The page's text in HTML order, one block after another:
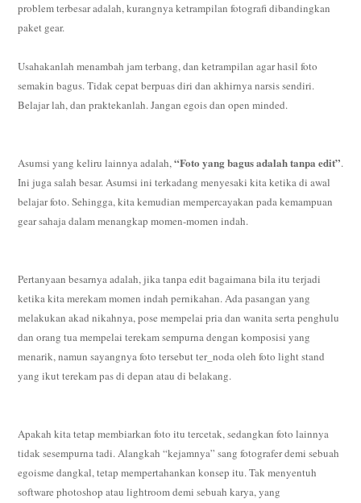
problem terbesar adalah, kurangnya ketrampilan fotografi dibandingkan
paket gear.
Usahakanlah menambah jam terbang, dan ketrampilan agar hasil foto
semakin bagus. Tidak cepat berpuas diri dan akhirnya narsis sendiri.
Belajar lah, dan praktekanlah. Jangan egois dan open minded.
Asumsi yang keliru lainnya adalah,“Foto yang bagus adalah tanpa edit”.
Ini juga salah besar. Asumsi ini terkadang menyesaki kita ketika di awal
belajar foto. Sehingga, kita kemudian mempercayakan pada kemampuan
gear sahaja dalam menangkap momen-momen indah.
Pertanyaan besarnya adalah, jika tanpa edit bagaimana bila itu terjadi
ketika kita merekam momen indah pernikahan. Ada pasangan yang
melakukan akad nikahnya, pose mempelai pria dan wanita serta penghulu
dan orang tua mempelai terekam sempurna dengan komposisi yang
menarik, namun sayangnya foto tersebut ter_noda oleh foto light stand
yang ikut terekam pas di depan atau di belakang.
Apakah kita tetap membiarkan foto itu tercetak, sedangkan foto lainnya
tidak sesempurna tadi. Alangkah “kejamnya” sang fotografer demi sebuah
egoisme dangkal, tetap mempertahankan konsep itu. Tak menyentuh
software photoshop atau lightroom demi sebuah karya, yang